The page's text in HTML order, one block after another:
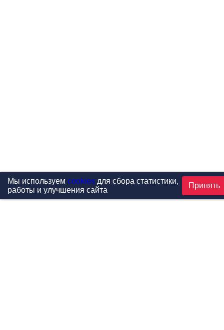
Мы используем cookiesдля сбора статистики,
работы и улучшения сайта
Принять